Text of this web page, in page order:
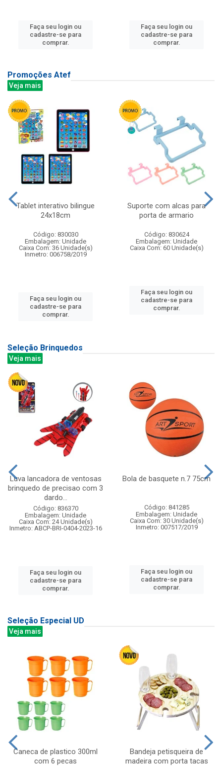
Faça seu login ou
cadastre-se para
comprar.
Faça seu login ou
cadastre-se para
comprar.
Promoções Atef
Veja mais
Tablet interativo bilingue
24x18cm
Código: 830030
Embalagem: Unidade
Caixa Com: 36 Unidade(s)
Inmetro: 006758/2019
Faça seu login ou
cadastre-se para
comprar.
Suporte com alcas para
porta de armario
Código: 830624
Embalagem: Unidade
Caixa Com: 60 Unidade(s)
Faça seu login ou
cadastre-se para
comprar.
Seleção Brinquedos
Veja mais
Luva lancadora de ventosas
brinquedo de precisao com 3
dardo...
Código: 836370
Embalagem: Unidade
Caixa Com: 24 Unidade(s)
Inmetro: ABCP-BRI-0404-2023-16
Faça seu login ou
cadastre-se para
comprar.
Bola de basquete n.7 75cm
Código: 841285
Embalagem: Unidade
Caixa Com: 30 Unidade(s)
Inmetro: 007517/2019
Faça seu login ou
cadastre-se para
comprar.
Seleção Especial UD
Veja mais
Caneca de plastico 300ml
com 6 pecas
Bandeja petisqueira de
madeira com porta tacas